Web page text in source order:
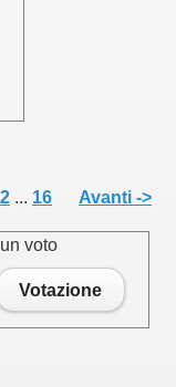
... 16 Avanti ->
voto
Votazione